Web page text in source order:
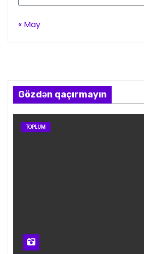
« May
Gözdən qaçırmayın
TOPLUM